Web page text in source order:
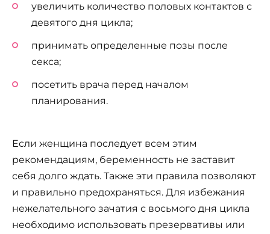
увеличить количество половых контактов с
девятого дня цикла;
принимать определенные позы после
секса;
посетить врача перед началом
планирования.
Если женщина последует всем этим
рекомендациям, беременность не заставит
себя долго ждать. Также эти правила позволяют
и правильно предохраняться. Для избежания
нежелательного зачатия с восьмого дня цикла
необходимо использовать презервативы или